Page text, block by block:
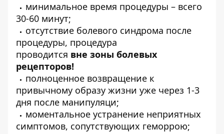
минимальное время процедуры – всего
30-60 минут;
отсутствие болевого синдрома после
процедуры, процедура
проводится вне зоны болевых
рецепторов!
полноценное возвращение к
привычному образу жизни уже через 1-3
дня после манипуляци;
моментальное устранение неприятных
симптомов, сопутствующих геморрою;